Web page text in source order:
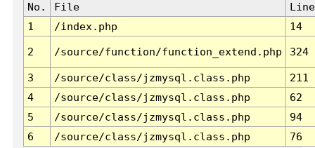
No. File
Line
1
/index.php 14
2 /source/function/function_extend.php 324
3 /source/class/jzmysql.class.php
211
4
/source/class/jzmysql.class.php
62
5
/source/class/jzmysql.class.php
94
6
/source/class/jzmysql.class.php 76